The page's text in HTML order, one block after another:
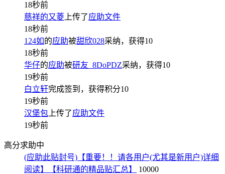
18秒前
慈祥的又菱 上传了应助文件
18秒前
124如的应助被甜欣028采纳，获得10
18秒前
华仔的应助被研友_8DoPDZ采纳，获得10
19秒前
白立轩完成签到，获得积分10
19秒前
汉堡包 上传了应助文件
19秒前
高分求助中
(应助此贴封号)【重要！！请各用户(尤其是新用户)详细
阅读】【科研通的精品贴汇总】
10000